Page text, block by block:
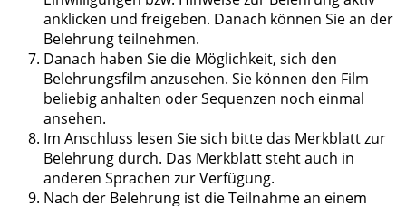
anklicken und freigeben. Danach können Sie an der
Belehrung teilnehmen.
Danach haben Sie die Möglichkeit, sich den
Belehrungsfilm anzusehen. Sie können den Film
beliebig anhalten oder Sequenzen noch einmal
ansehen.
Im Anschluss lesen Sie sich bitte das Merkblatt zur
Belehrung durch. Das Merkblatt steht auch in
anderen Sprachen zur Verfügung.
Nach der Belehrung ist die Teilnahme an einem